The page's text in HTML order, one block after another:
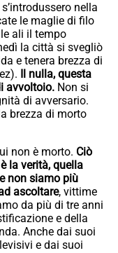
nella
le maglie di filo
ali il tempo
la città si svegliò
e tenera brezza di
Il nulla, questa
avvoltoio. Non si
di avversario.
brezza di morto
non è morto. Ciò
la verità, quella
non siamo più
ascoltare, vittime
da più di tre anni
e della
Anche dai suoi
e dai suoi